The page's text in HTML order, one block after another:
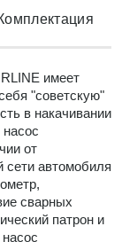
имеет
"советскую"
в накачивании
от
сети автомобиля
сварных
патрон и